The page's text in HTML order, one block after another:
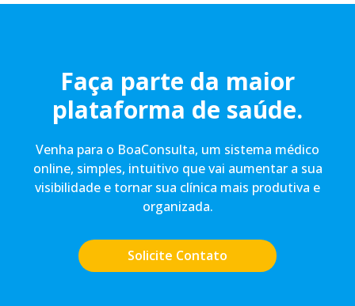
Faça parte da maior
plataforma de saúde.
Venha para o BoaConsulta, um sistema médico
online, simples, intuitivo que vai aumentar a sua
visibilidade e tornar sua clínica mais produtiva e
organizada.
Solicite Contato